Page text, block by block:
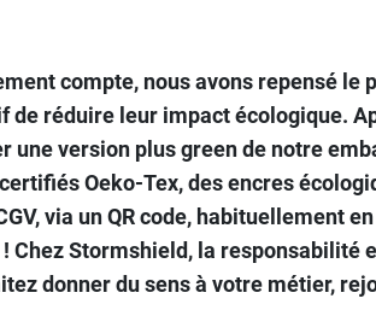
compte, nous avons repensé
de réduire leur impact écologique.
une version plus green de notre
Oeko-Tex, des encres
via un QR code, habituellement
Chez Stormshield, la
donner du sens à votre métier,